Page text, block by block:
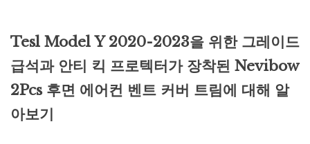
Tesl Model Y 2020-2023을 위한 그레이드
급석과 안티 킥 프로텍터가 장착된 Nevibow
2Pcs 후면 에어컨 벤트 커버 트림에 대해 알
아보기